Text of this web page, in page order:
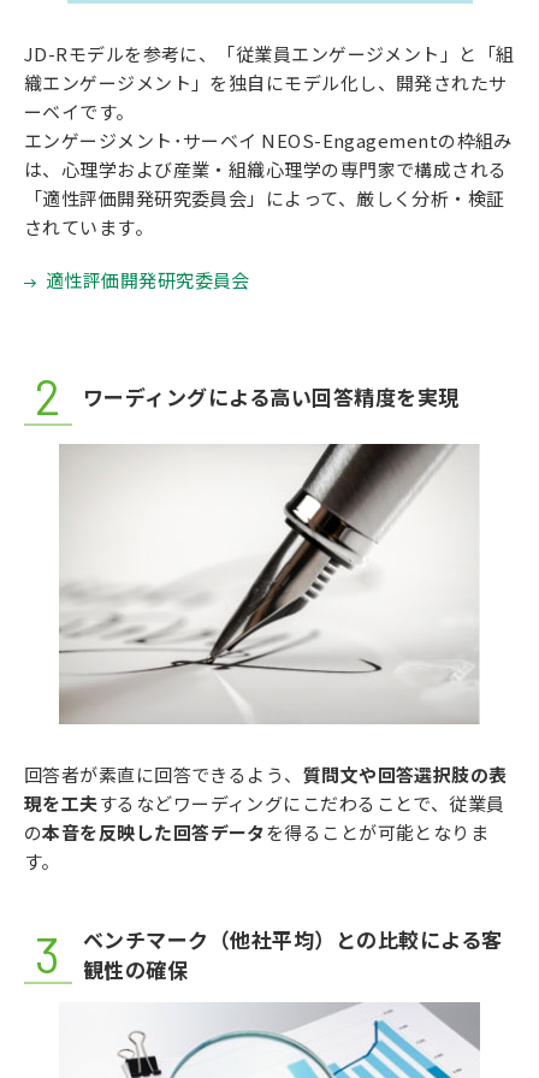
JD-Rモデルを参考に、「従業員エンゲージメント」と「組
織エンゲージメント」を独自にモデル化し、開発されたサ
ーベイです。
エンゲージメント･サーベイ NEOS-Engagementの枠組み
は、心理学および産業・組織心理学の専門家で構成される
「適性評価開発研究委員会」によって、厳しく分析・検証
されています。
適性評価開発研究委員会
ワーディングによる高い回答精度を実現
回答者が素直に回答できるよう、 質問文や回答選択肢の表
現を工夫するなどワーディングにこだわることで、従業員
の本音を反映した回答データを得ることが可能となりま
す。
ベンチマーク（他社平均）との比較による客
観性の確保